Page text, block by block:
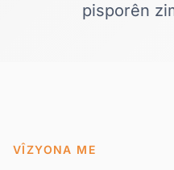
pisporên
VÎZYONA ME